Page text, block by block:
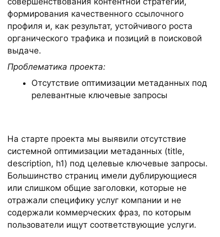
формирования качественного ссылочного
профиля и, как результат, устойчивого роста
органического трафика и позиций в поисковой
выдаче.
Проблематика проекта:
Отсутствие оптимизации метаданных под
релевантные ключевые запросы
На старте проекта мы выявили отсутствие
системной оптимизации метаданных (title,
description, h1) под целевые ключевые запросы.
Большинство страниц имели дублирующиеся
или слишком общие заголовки, которые не
отражали специфику услуг компании и не
содержали коммерческих фраз, по которым
пользователи ищут соответствующие услуги.